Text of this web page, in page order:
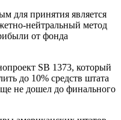
для принятия является
нейтральный метод
от фонда
SB 1373, который
до 10% средств штата
не дошел до финального